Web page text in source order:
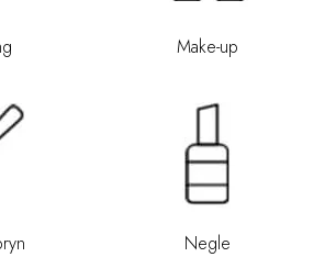
Make-up
Negle